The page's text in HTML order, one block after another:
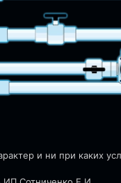
и ни при каких